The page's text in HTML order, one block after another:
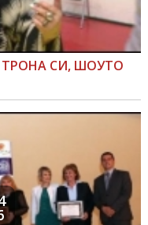
СИ, ШОУТО